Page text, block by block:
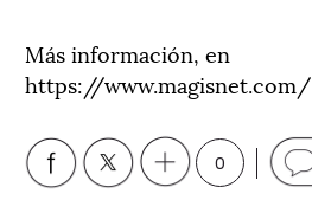
Más información, en
https://www.magisnet.com/
0